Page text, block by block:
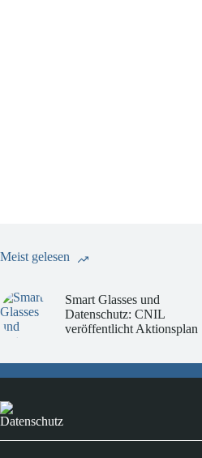
Meist gelesen
Smart Glasses und
Datenschutz: CNIL
veröffentlicht Aktionsplan
Datenschutz